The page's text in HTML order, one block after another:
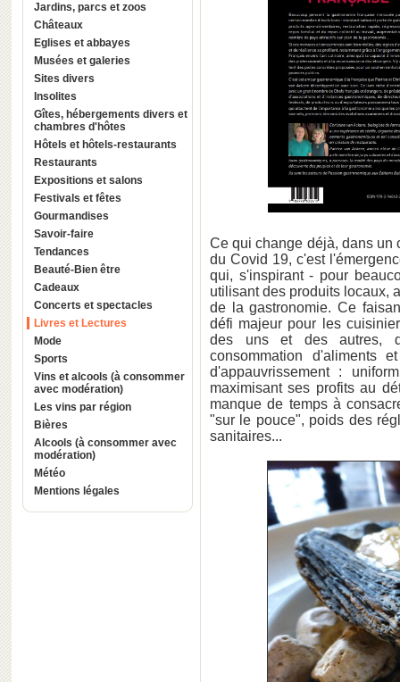
Jardins, parcs et zoos
Châteaux
Eglises et abbayes
Musées et galeries
Sites divers
Insolites
Gîtes, hébergements divers et
chambres d'hôtes
Hôtels et hôtels-restaurants
Restaurants
Expositions et salons
Festivals et fêtes
Gourmandises
Savoir-faire
Tendances
Beauté-Bien être
Cadeaux
Concerts et spectacles
Livres et Lectures
Mode
Sports
Vins et alcools (à consommer
avec modération)
Les vins par région
Bières
Alcools (à consommer avec
modération)
Météo
Mentions légales
Ce qui change déjà, dans un
du Covid 19, c'est
qui, s'inspirant - pour
utilisant des produits locaux,
de la gastronomie. Ce
défi majeur pour les
des uns et des autres,
consommation d'aliments
d'appauvrissement :
maximisant ses profits au
manque de temps à
"sur le pouce", poids des
sanitaires...